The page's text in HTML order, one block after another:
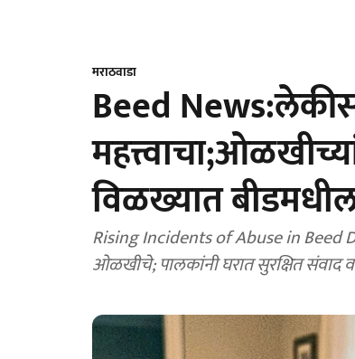
मराठवाडा
Beed
विळख्यात
Rising Incidents of Abuse in Beed
ओळखीचे; पालकांनी घरात सुरक्षित संवाद व